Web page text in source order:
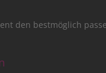
den bestmöglich